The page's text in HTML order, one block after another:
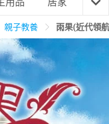
保健 民生用品
休閒 親子玩具
親子教養 雨果(近代領